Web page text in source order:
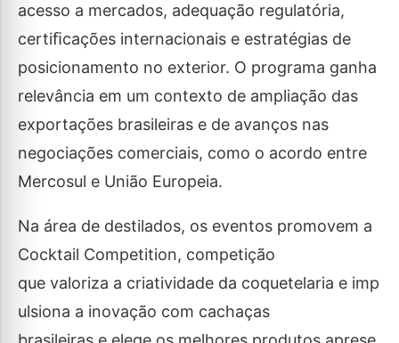
acesso a mercados, adequação regulatória,
certiﬁcações internacionais e estratégias de
posicionamento no exterior. O programa ganha
relevância em um contexto de ampliação das
exportações brasileiras e de avanços nas
negociações comerciais, como o acordo entre
Mercosul e União Europeia.
Na área de destilados, os eventos promovem a
Cocktail Competition, competição
que valoriza a criatividade da coquetelaria e imp
ulsiona a inovação com cachaças